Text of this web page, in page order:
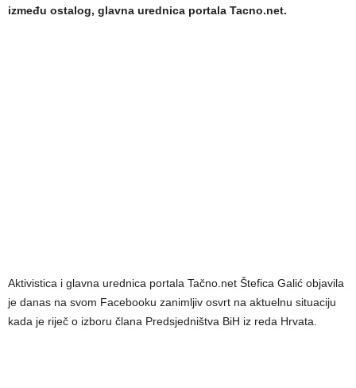
između ostalog, glavna urednica portala Tacno.net.
Aktivistica i glavna urednica portala Tačno.net Štefica Galić objavila
je danas na svom Facebooku zanimljiv osvrt na aktuelnu situaciju
kada je riječ o izboru člana Predsjedništva BiH iz reda Hrvata.